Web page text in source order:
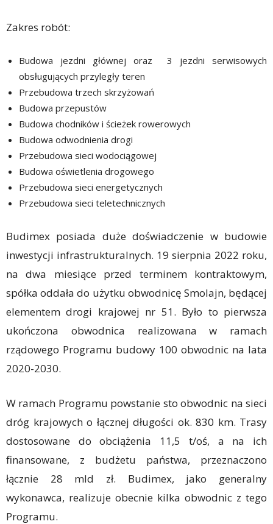
Zakres robót:‎
‎Budowa jezdni głównej oraz 3 jezdni serwisowych
obsługujących przyległy teren ‎
‎Przebudowa trzech skrzyżowań
‎Budowa przepustów
‎Budowa chodników i ścieżek rowerowych
‎Budowa odwodnienia drogi
‎Przebudowa sieci wodociągowej ‎
‎Budowa oświetlenia drogowego
‎Przebudowa sieci energetycznych
‎Przebudowa sieci teletechnicznych
Budimex posiada duże doświadczenie w budowie
inwestycji infrastrukturalnych. 19 sierpnia 2022 roku,
na dwa miesiące przed terminem kontraktowym,
spółka oddała do użytku obwodnicę Smolajn, będącej
elementem drogi krajowej nr 51. Było to pierwsza
ukończona obwodnica realizowana w ramach
rządowego Programu budowy 100 obwodnic na lata
2020-2030.
W ramach Programu powstanie sto obwodnic na sieci
dróg krajowych o łącznej długości ok. 830 km. Trasy
dostosowane do obciążenia 11,5 t/oś, a na ich
finansowane, z budżetu państwa, przeznaczono
łącznie 28 mld zł. Budimex, jako generalny
wykonawca, realizuje obecnie kilka obwodnic z tego
Programu.